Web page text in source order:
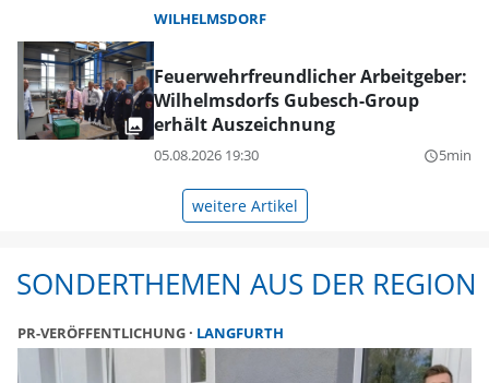
WILHELMSDORF
Feuerwehrfreundlicher Arbeitgeber:
Wilhelmsdorfs Gubesch-Group
erhält Auszeichnung
05.08.2026 19:30 query_builder5min
weitere Artikel
SONDERTHEMEN AUS DER REGION
PR-VERÖFFENTLICHUNG LANGFURTH